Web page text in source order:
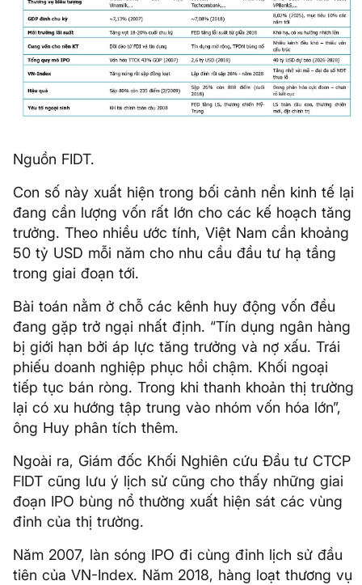
Nguồn FIDT.
Con số này xuất hiện trong bối cảnh nền kinh tế lại
đang cần lượng vốn rất lớn cho các kế hoạch tăng
trưởng. Theo nhiều ước tính, Việt Nam cần khoảng
50 tỷ USD mỗi năm cho nhu cầu đầu tư hạ tầng
trong giai đoạn tới.
Bài toán nằm ở chỗ các kênh huy động vốn đều
đang gặp trở ngại nhất định. “Tín dụng ngân hàng
bị giới hạn bởi áp lực tăng trưởng và nợ xấu. Trái
phiếu doanh nghiệp phục hồi chậm. Khối ngoại
tiếp tục bán ròng. Trong khi thanh khoản thị trường
lại có xu hướng tập trung vào nhóm vốn hóa lớn”,
ông Huy phân tích thêm.
Ngoài ra, Giám đốc Khối Nghiên cứu Đầu tư CTCP
FIDT cũng lưu ý lịch sử cũng cho thấy những giai
đoạn IPO bùng nổ thường xuất hiện sát các vùng
đỉnh của thị trường.
Năm 2007, làn sóng IPO đi cùng đỉnh lịch sử đầu
tiên của VN-Index. Năm 2018, hàng loạt thương vụ